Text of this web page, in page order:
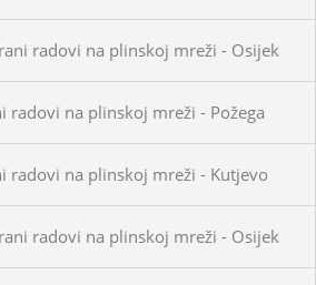
radovi na plinskoj mreži - Osijek
radovi na plinskoj mreži - Požega
radovi na plinskoj mreži - Kutjevo
radovi na plinskoj mreži - Osijek